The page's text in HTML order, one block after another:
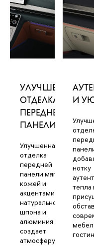
УЛУЧШЕННАЯ
ОТДЕЛКА
ПЕРЕДНЕЙ
ПАНЕЛИ
Улучшенная
отделка
передней
панели мягкой
кожей и
акцентами из
натурального
шпона и
алюминия
создает
атмосферу
И
нотку
тепла